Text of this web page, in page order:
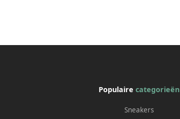
Populairecategorieën
Sneakers